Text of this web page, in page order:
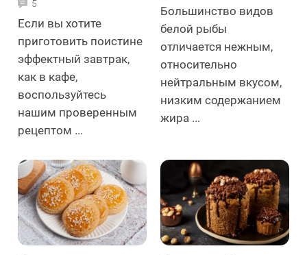
5
Если вы хотите
приготовить поистине
эффектный завтрак,
как в кафе,
воспользуйтесь
нашим проверенным
рецептом ...
Большинство видов
белой рыбы
отличается нежным,
относительно
нейтральным вкусом,
низким содержанием
жира ...